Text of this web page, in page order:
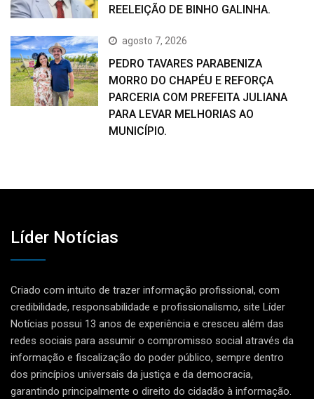
REELEIÇÃO DE BINHO GALINHA.
agosto 7, 2026
PEDRO TAVARES PARABENIZA
MORRO DO CHAPÉU E REFORÇA
PARCERIA COM PREFEITA JULIANA
PARA LEVAR MELHORIAS AO
MUNICÍPIO.
Líder Notícias
Criado com intuito de trazer informação profissional, com
credibilidade, responsabilidade e profissionalismo, site Líder
Notícias possui 13 anos de experiência e cresceu além das
redes sociais para assumir o compromisso social através da
informação e fiscalização do poder público, sempre dentro
dos princípios universais da justiça e da democracia,
garantindo principalmente o direito do cidadão à informação.